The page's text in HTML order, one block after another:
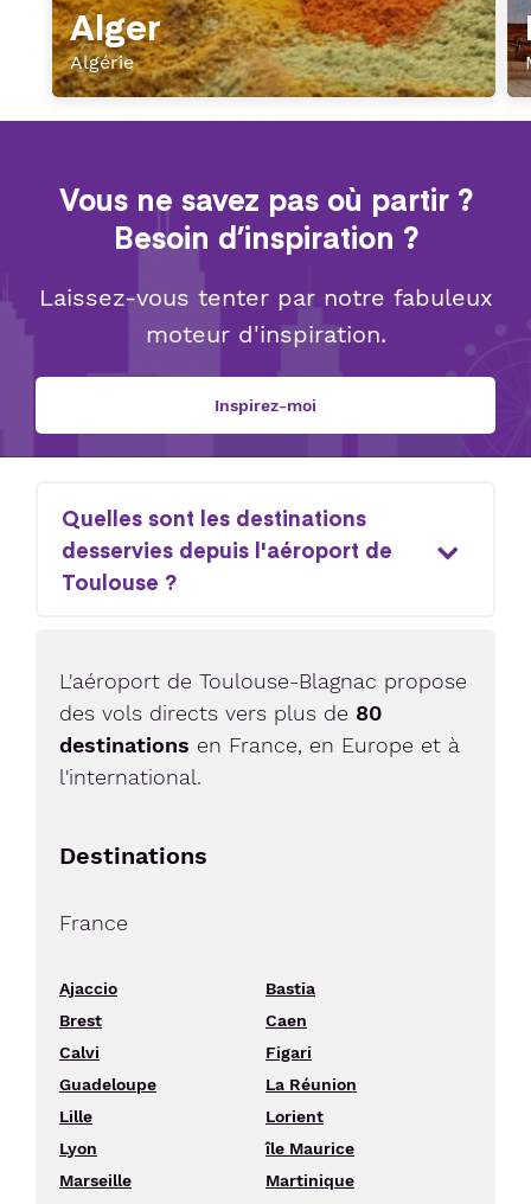
Alger
Algérie
Vous ne savez pas où partir ?
Besoin d’inspiration ?
Laissez-vous tenter par notre fabuleux
moteur d'inspiration.
Inspirez-moi
Quelles sont les destinations
desservies depuis l'aéroport de
Toulouse ?
L'aéroport de Toulouse-Blagnac propose
des vols directs vers plus de 80
destinations en France, en Europe et à
l'international.
Destinations
France
Ajaccio
Bastia
Brest
Caen
Calvi
Figari
Guadeloupe
La Réunion
Lille
Lorient
Lyon
île Maurice
Marseille
Martinique